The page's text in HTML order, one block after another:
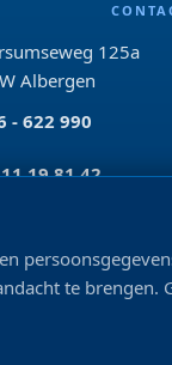
125a
Albergen
- 622 990
19 81 42
VOLG
te brengen.